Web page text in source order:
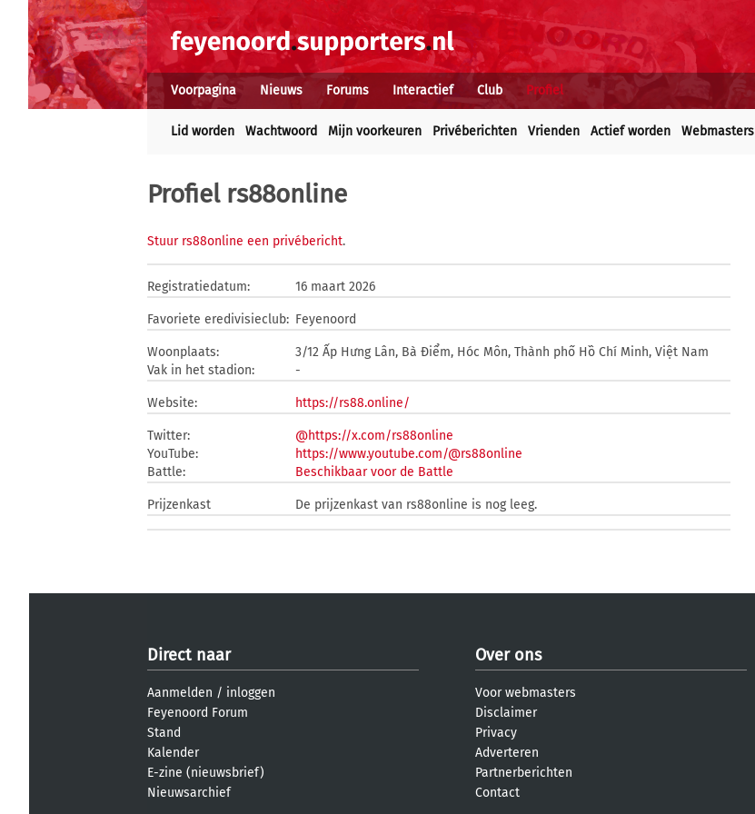
Voorpagina Nieuws Forums Interactief Club Profiel
Lid worden Wachtwoord Mijn voorkeuren Privéberichten Vrienden Actief worden Webmasters
Profiel rs88online
Stuur rs88online een privébericht.
Registratiedatum: 16 maart 2026
Favoriete eredivisieclub: Feyenoord
Woonplaats:
3/12 Ấp Hưng Lân, Bà Điểm, Hóc Môn, Thành phố Hồ Chí Minh, Việt Nam
Vak in het stadion:
-
Website: https://rs88.online/
Twitter:
@https://x.com/rs88online
YouTube:
https://www.youtube.com/@rs88online
Battle:
Beschikbaar voor de Battle
Prijzenkast De prijzenkast van rs88online is nog leeg.
Direct naar
Aanmelden / inloggen
Feyenoord Forum
Stand
Kalender
E-zine (nieuwsbrief)
Nieuwsarchief
Over ons
Voor webmasters
Disclaimer
Privacy
Adverteren
Partnerberichten
Contact